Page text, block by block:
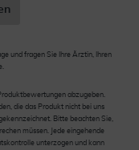
und fragen Sie Ihre Ärztin, Ihren
abzugeben.
die das Produkt nicht bei uns
Bitte beachten Sie,
müssen. Jede eingehende
unterzogen und kann